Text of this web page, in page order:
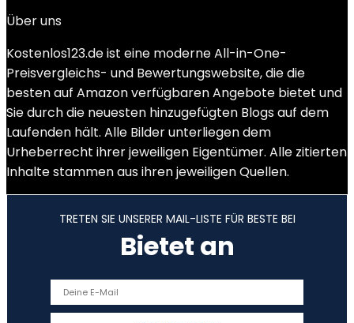
Über uns
Kostenlos123.de ist eine moderne All-in-One-
Preisvergleichs- und Bewertungswebsite, die die
besten auf Amazon verfügbaren Angebote bietet und
Sie durch die neuesten hinzugefügten Blogs auf dem
Laufenden hält. Alle Bilder unterliegen dem
Urheberrecht ihrer jeweiligen Eigentümer. Alle zitierten
Inhalte stammen aus ihren jeweiligen Quellen.
TRETEN SIE UNSERER MAIL-LISTE FÜR BESTE BEI
Bietet an